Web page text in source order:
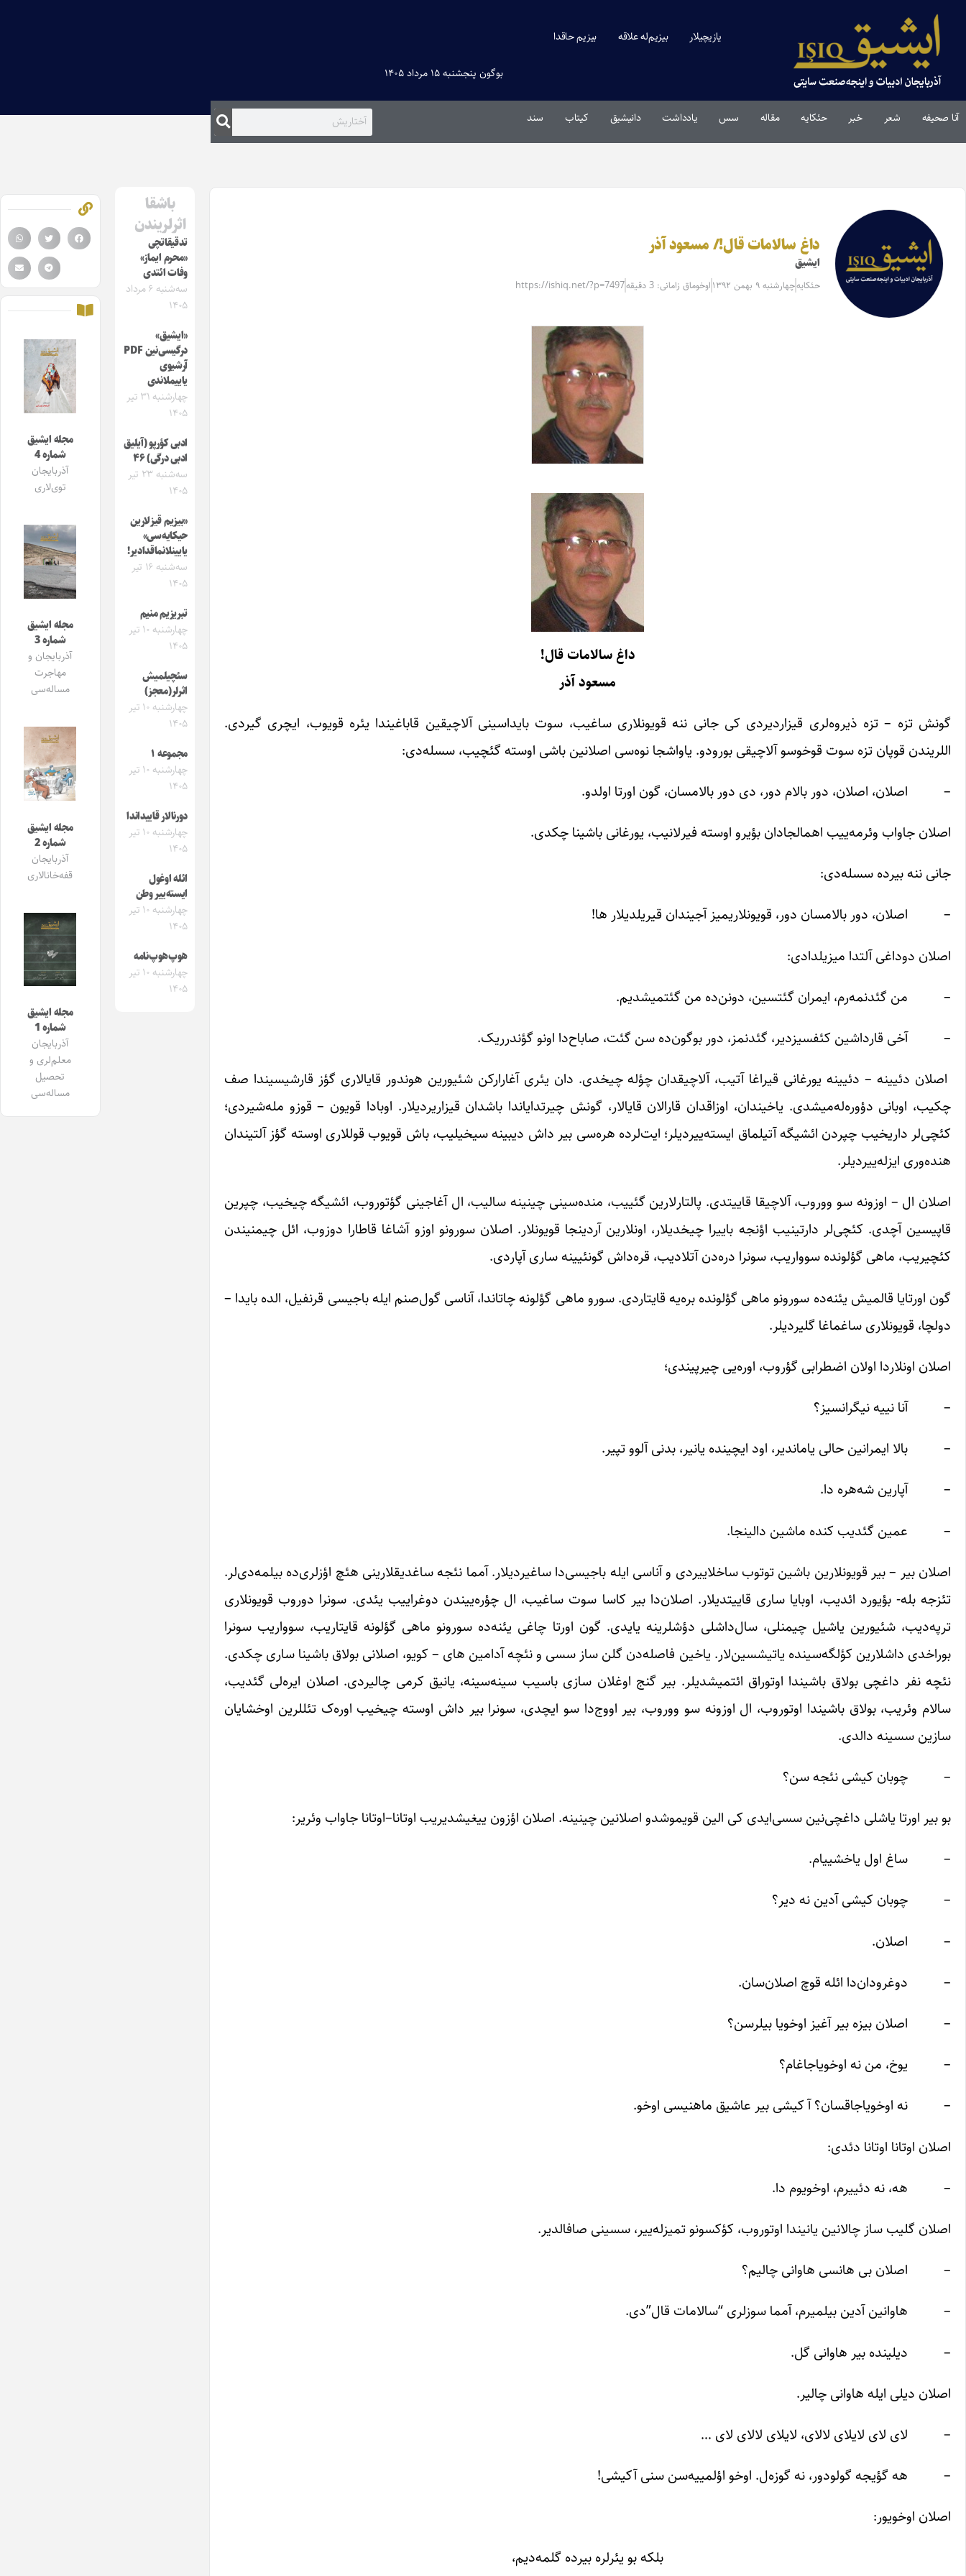
یازیچیلار بیزیم‌له علاقه بیزیم حاقدا
بوگون پنجشنبه ۱۵ مرداد ۱۴۰۵
آنا صحیفه شعر خبر حئکایه مقاله‌ سس یادداشت دانیشیق کیتاب سند
داغ سالامات قال!/ مسعود آذر
ایشیق
حئکایهچهارشنبه ۹ بهمن ۱۳۹۲ اوخوماق زامانی: 3 دقیقه https://ishiq.net/?p=7497
داغ سالامات قال!
مسعود آذر
گونش تزه – تزه ذیروه‌لری قیزاردیردی کی جانی ننه قویونلاری ساغیب، سوت بایداسینی آلاچیقین قاباغیندا یئره قویوب، ایچری گیردی.
اللریندن قوپان تزه سوت قوخوسو آلاچیقی بورودو. یاواشجا نوه‌سی اصلانین باشی اوسته گئچیب، سسله‌دی:
– اصلان، اصلان، دور بالام دور، دی دور بالامسان، گون اورتا اولدو.
اصلان جاواب وئرمه‌ییب اهمالجادان بؤیرو اوسته فیرلانیب، یورغانی باشینا چکدی.
جانی ننه بیرده سسله‌دی:
– اصلان، دور بالامسان دور، قویونلاریمیز آجیندان قیریلدیلار ها!
اصلان دوداغی آلتدا میزیلدادی:
– من گئد‌نمه‌رم، ایمران گئتسین، دونن‌ده من گئتمیشدیم.
– آخی قارداشین کئفسیزدیر، گئدنمز، دور بوگون‌ده سن گئت، صاباح‌دا اونو گؤندرریک.
اصلان دئیینه – دئیینه یورغانی قیراغا آتیب، آلاچیقدان چؤله چیخدی. دان یئری آغارارکن شئیورین هوندور قایالاری گؤز قارشیسیندا صف
چکیب، اوبانی دؤوره‌له‌میشدی. یاخیندان، اوزاقدان قارالان قایالار، گونش چیرتدایاندا باشدان قیزاریردیلار. اوبادا قویون – قوزو مله‌شیردی؛
کئچی‌لر داریخیب چپردن ائشیگه آتیلماق ایسته‌ییردیلر؛ ایت‌لرده هره‌سی بیر داش دیبینه سیخیلیب، باش قویوب قوللاری اوسته گؤز آلتیندان
هنده‌وری ایزله‌ییردیلر.
اصلان ال – اوزونه سو ووروب، آلاچیقا قاییتدی. پالتارلارین گئییب، منده‌سینی چینینه سالیب، ال آغاجینی گؤتوروب، ائشیگه چیخیب، چپرین
قاپیسین آچدی. کئچی‌لر دارتینیب اؤنجه باییرا چیخدیلار، اونلارین آردینجا قویونلار. اصلان سورونو اوزو آشاغا قاطارا دوزوب، ائل چیمنیندن
کئچیریب، ماهی گؤلونده سوواریب، سونرا دره‌دن آتلادیب، قره‌داش گونئیینه ساری آپاردی.
گون اورتایا قالمیش یئنه‌ده سورونو ماهی گؤلونده بره‌یه قایتاردی. سورو ماهی گؤلونه چاتاندا، آناسی گول‌صنم ایله باجیسی قرنفیل، الده بایدا –
دولچا، قویونلاری ساغماغا گلیردیلر.
اصلان اونلاردا اولان اضطرابی گؤروب، اوره‌یی چیرپیندی؛
– آنا نییه نیگرانسیز؟
– بالا ایمرانین حالی یاماندیر، اود ایچینده یانیر، بدنی آلوو تپیر.
– آپارین شه‌هره دا.
– عمین گئدیب کنده ماشین دالینجا.
اصلان بیر – بیر قویونلارین باشین توتوب ساخلاییردی و آناسی ایله باجیسی‌دا ساغیردیلار. آمما نئجه ساغدیقلارینی هئچ اؤزلری‌ده بیلمه‌دی‌لر.
تئزجه بله- بؤیورد ائدیب، اوبایا ساری قاییتدیلار. اصلان‌دا بیر کاسا سوت ساغیب، ال چؤره‌ییندن دوغراییب یئدی. سونرا دوروب قویونلاری
ترپه‌دیب، شئیورین یاشیل چیمنلی، سال‌داشلی دؤشلرینه یایدی. گون اورتا چاغی یئنه‌ده سورونو ماهی گؤلونه قایتاریب، سوواریب سونرا
بوراخدی داشلارین کؤلگه‌سینده یاتیشسین‌لار. یاخین فاصله‌دن گلن ساز سسی و نئچه آدامین های – کویو، اصلانی بولاق باشینا ساری چکدی.
نئچه نفر داغچی بولاق باشیندا اوتوراق ائتمیشدیلر. بیر گنج اوغلان سازی باسیب سینه‌سینه، یانیق کرمی چالیردی. اصلان ایره‌لی گئدیب،
سالام وئریب، بولاق باشیندا اوتوروب، ال اوزونه سو ووروب، بیر اووج‌دا سو ایچدی، سونرا بیر داش اوسته چیخیب اوره‌ک تئللرین اوخشایان
سازین سسینه دالدی.
– چوبان کیشی نئجه سن؟
بو بیر اورتا یاشلی داغچی‌نین سسی‌ایدی کی الین قویموشدو اصلانین چینینه. اصلان اؤزون ییغیشدیریب اوتانا–اوتانا جاواب وئریر:
– ساغ اول یاخشییام.
– چوبان کیشی آدین نه دیر؟
– اصلان.
– دوغرودان‌دا ائله قوچ اصلان‌سان.
– اصلان بیزه بیر آغیز اوخویا بیلرسن؟
– یوخ، من نه اوخویاجاغام؟
– نه اوخویاجاقسان؟ آ کیشی بیر عاشیق ماهنیسی اوخو.
اصلان اوتانا اوتانا دئدی:
– هه، نه دئییرم، اوخویوم دا.
اصلان گلیب ساز چالانین یانیندا اوتوروب، کؤکسونو تمیزله‌ییر، سسینی صافالدیر.
– اصلان بی هانسی هاوانی چالیم؟
– هاوانین آدین بیلمیرم، آمما سوزلری “سالامات قال”دی.
– دیلینده بیر هاوانی گل.
اصلان دیلی ایله هاوانی چالیر.
– لای لای لایلای لالای، لایلای لالای لای …
– هه گؤیجه گولودور، نه گوزه‌ل. اوخو اؤلمییه‌سن سنی آکیشی!
اصلان اوخویور:
بلکه بو یئرلره بیرده گلمه‌دیم،
باشقا
اثرلریندن
تدقیقاتچی
«محرم ایماز»
وفات ائتدی
سه‌شنبه ۶ مرداد
۱۴۰۵
«ایشیق»
درگیسی‌نین PDF
آرشیوی
یاییملاندی
چهارشنبه ۳۱ تیر
۱۴۰۵
ادبی کؤرپو (آیلیق
ادبی درگی) ۴۶
سه‌شنبه ۲۳ تیر
۱۴۰۵
«بیزیم قیزلارین
حیکایه‌سی»
یایینلانماقدادیر!
سه‌شنبه ۱۶ تیر
۱۴۰۵
تبریزیم منیم
چهارشنبه ۱۰ تیر
۱۴۰۵
سئچیلمیش
اثرلر(معجز)
چهارشنبه ۱۰ تیر
۱۴۰۵
مجموعه ۱
چهارشنبه ۱۰ تیر
۱۴۰۵
دورنالار قاییداندا
چهارشنبه ۱۰ تیر
۱۴۰۵
ائله اوغول
ایسته‌ییر وطن
چهارشنبه ۱۰ تیر
۱۴۰۵
هوپ‌هوپ‌نامه
چهارشنبه ۱۰ تیر
۱۴۰۵
مجله ایشیق
شماره 4
آذربایجان
توی‌لاری
مجله ایشیق
شماره 3
آذربایجان و
مهاجرت
مساله‌سی
مجله ایشیق
شماره 2
آذربایجان
قفه‌خانالاری
مجله ایشیق
شماره 1
آذربایجان
معلم‌لری و
تحصیل
مساله‌سی